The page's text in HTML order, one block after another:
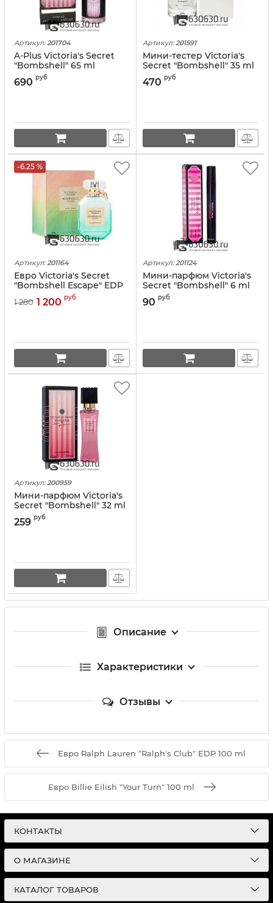
Артикул: 201704
A-Plus Victoria's Secret
"Bombshell" 65 ml
690 руб
Артикул: 201591
Мини-тестер Victoria's
Secret "Bombshell" 35 ml
470 руб
-6.25 %
Артикул: 201164
Евро Victoria's Secret
"Bombshell Escape" EDP
1 280 1 200 руб
Артикул: 201124
Мини-парфюм Victoria's
Secret "Bombshell" 6 ml
90 руб
Артикул: 200959
Мини-парфюм Victoria's
Secret "Bombshell" 32 ml
259 руб
Описание
Характеристики
Отзывы
Евро Ralph Lauren "Ralph's Club" EDP 100 ml
Евро Billie Eilish "Your Turn" 100 ml
КОНТАКТЫ
О МАГАЗИНЕ
КАТАЛОГ ТОВАРОВ